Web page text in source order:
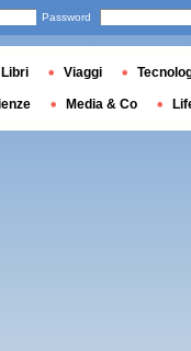
Password
Libri Viaggi
Media & Co